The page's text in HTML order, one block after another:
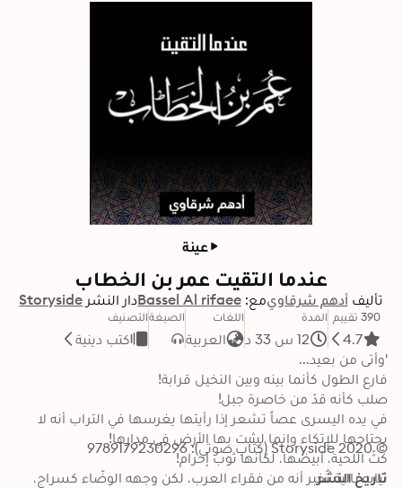
عينة
عندما التقيت عمر بن الخطاب
تأليف أدهم شرقاويمع: Bassel Al rifaeeدار النشر Storyside
390 تقييم
4.7
المدة
12 س 33 د
اللغات
العربية
الصيغةالتصنيف
كتب دينية
في يده اليسرى عصاً تشعر إذا رأيتها يغرسها في التراب أنه لا
© 2020 Storyside (كتاب صوتي): 9789179230296
تاريخ النشر